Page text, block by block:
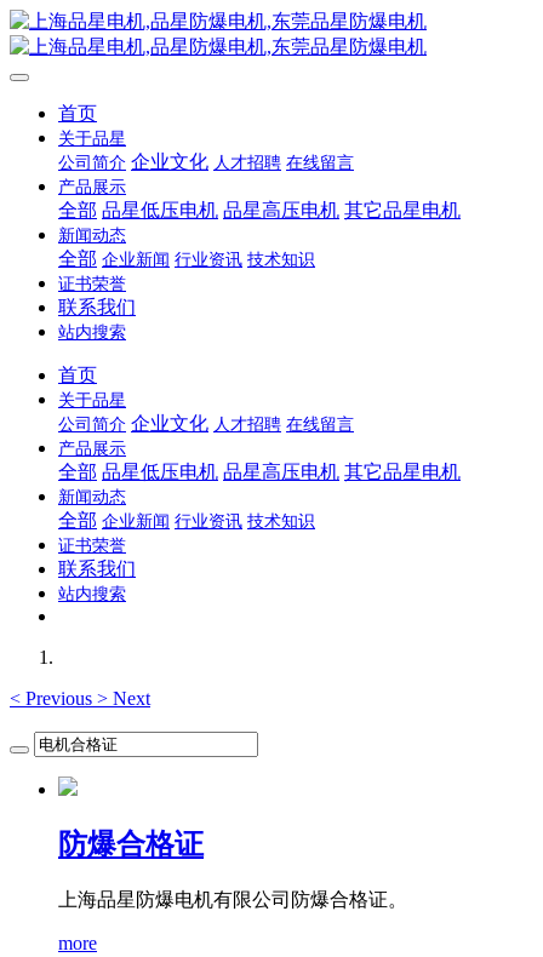
首页
关于品星
公司简介 企业文化 人才招聘 在线留言
产品展示
全部 品星低压电机 品星高压电机 其它品星电机
新闻动态
全部 企业新闻 行业资讯 技术知识
证书荣誉
联系我们
站内搜索
首页
关于品星
公司简介 企业文化 人才招聘 在线留言
产品展示
全部 品星低压电机 品星高压电机 其它品星电机
新闻动态
全部 企业新闻 行业资讯 技术知识
证书荣誉
联系我们
站内搜索
< Previous > Next
防爆合格证
上海品星防爆电机有限公司防爆合格证。
more